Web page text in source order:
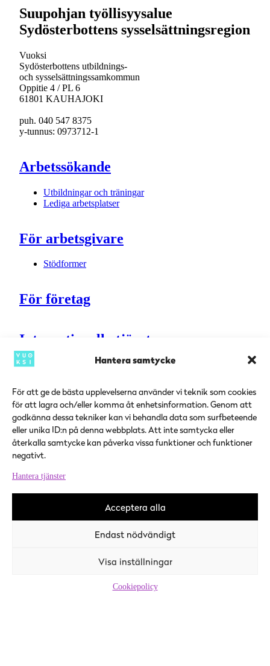
Hantera samtycke
För att ge de bästa upplevelserna använder vi teknik som cookies
för att lagra och/eller komma åt enhetsinformation. Genom att
godkänna dessa tekniker kan vi behandla data som surfbeteende
eller unika ID:n på denna webbplats. Att inte samtycka eller
återkalla samtycke kan påverka vissa funktioner och funktioner
negativt.
Hantera tjänster
Acceptera alla
Endast nödvändigt
Visa inställningar
Cookiepolicy
Suupohjan työllisyysalue
Sydösterbottens sysselsättningsregion
Vuoksi
Sydösterbottens utbildnings-
och sysselsättningssamkommun
Oppitie 4 / PL 6
61801 KAUHAJOKI
puh. 040 547 8375
y-tunnus: 0973712-1
Arbetssökande
Utbildningar och träningar
Lediga arbetsplatser
För arbetsgivare
Stödformer
För företag
Internationella tjänster
Kontaktuppgiftert
Aktuellt
Verksamhetspunkter
Servicepunkter
SOME
Jobbmarknaden
Stoår
Bötom